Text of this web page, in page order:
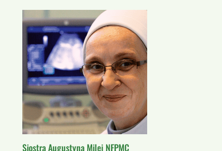
Siostra Augustyna Milej NFPMC